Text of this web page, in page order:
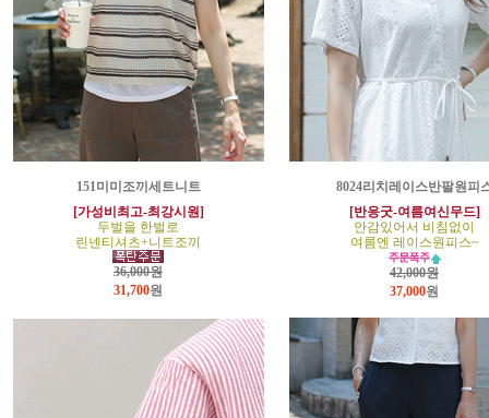
151미미조끼세트니트
[가성비최고-최강시원]
두벌을 한벌로
린넨티셔츠+니트조끼
36,000원
31,700원
8024리치레이스반팔원피
[반응굿-여름여신무드]
안감있어서 비침없이
여름엔 레이스원피스~
42,000원
37,000원